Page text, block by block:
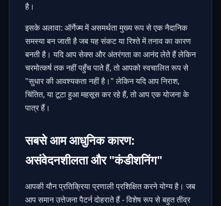
है।
इसके अलावा: ऑर्गेज्म में असमर्थता मुख्य रूप से एक नैदानिक ​​
समस्या बन जाती है जब यह संकट या रिश्ते में तनाव का कारण
बनती है। यदि आप सेक्स और अंतरंगता का आनंद लेते हैं लेकिन
चरमोत्कर्ष तक नहीं पहुँच पाते हैं, तो आपको स्वचालित रूप से
"सुधार की आवश्यकता नहीं है।" लेकिन यदि आप निराश,
चिंतित, या टूटा हुआ महसूस कर रहे हैं, तो आप एक योजना के
पात्र हैं।
सबसे आम आधुनिक कारण:
असंवेदनशीलता और "कंडीशनिंग"
आपकी यौन प्रतिक्रिया प्रणाली प्रशिक्षित करने योग्य है। जब
आप समान उत्तेजना पैटर्न दोहराते हैं - विशेष रूप से बहुत तीव्र